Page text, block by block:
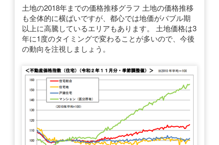
土地の2018年までの価格推移グラフ 土地の価格推移
も全体的に横ばいですが、都心では地価がバブル期
以上に高騰しているエリアもあります。 土地価格は3
年に1度のタイミングで変わることが多いので、今後
の動向を注視しましょう。